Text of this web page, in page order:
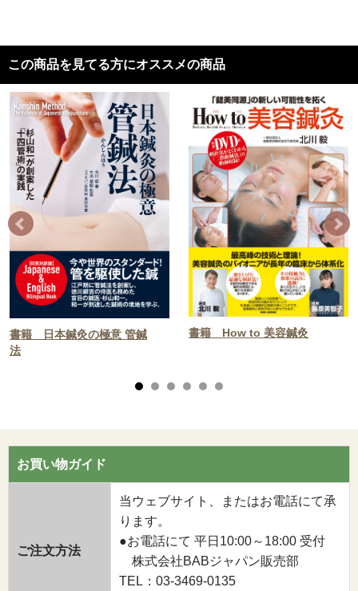
この商品を見てる方にオススメの商品
書籍 日本鍼灸の極意 管鍼
法
書籍 How to 美容鍼灸
お買い物ガイド
ご注文方法
当ウェブサイト、またはお電話にて承
ります。
●お電話にて 平日10:00～18:00 受付
株式会社BABジャパン販売部
TEL：03-3469-0135